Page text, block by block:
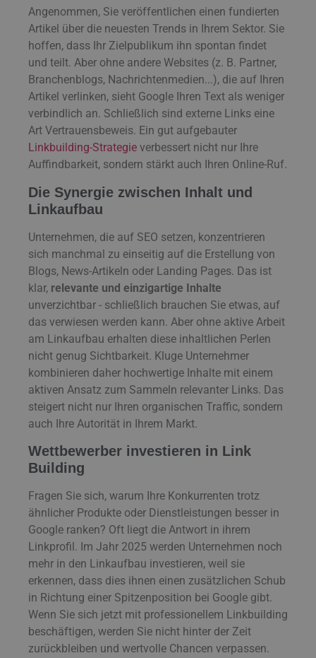
Angenommen, Sie veröffentlichen einen fundierten
Artikel über die neuesten Trends in Ihrem Sektor. Sie
hoffen, dass Ihr Zielpublikum ihn spontan findet
und teilt. Aber ohne andere Websites (z. B. Partner,
Branchenblogs, Nachrichtenmedien...), die auf Ihren
Artikel verlinken, sieht Google Ihren Text als weniger
verbindlich an. Schließlich sind externe Links eine
Art Vertrauensbeweis. Ein gut aufgebauter
Linkbuilding-Strategie verbessert nicht nur Ihre
Auffindbarkeit, sondern stärkt auch Ihren Online-Ruf.
Die Synergie zwischen Inhalt und
Linkaufbau
Unternehmen, die auf SEO setzen, konzentrieren
sich manchmal zu einseitig auf die Erstellung von
Blogs, News-Artikeln oder Landing Pages. Das ist
klar, relevante und einzigartige Inhalte
unverzichtbar - schließlich brauchen Sie etwas, auf
das verwiesen werden kann. Aber ohne aktive Arbeit
am Linkaufbau erhalten diese inhaltlichen Perlen
nicht genug Sichtbarkeit. Kluge Unternehmer
kombinieren daher hochwertige Inhalte mit einem
aktiven Ansatz zum Sammeln relevanter Links. Das
steigert nicht nur Ihren organischen Traffic, sondern
auch Ihre Autorität in Ihrem Markt.
Wettbewerber investieren in Link
Building
Fragen Sie sich, warum Ihre Konkurrenten trotz
ähnlicher Produkte oder Dienstleistungen besser in
Google ranken? Oft liegt die Antwort in ihrem
Linkprofil. Im Jahr 2025 werden Unternehmen noch
mehr in den Linkaufbau investieren, weil sie
erkennen, dass dies ihnen einen zusätzlichen Schub
in Richtung einer Spitzenposition bei Google gibt.
Wenn Sie sich jetzt mit professionellem Linkbuilding
beschäftigen, werden Sie nicht hinter der Zeit
zurückbleiben und wertvolle Chancen verpassen.